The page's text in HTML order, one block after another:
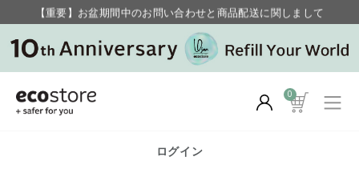
【重要】お盆期間中のお問い合わせと商品配送に関しまして
毎月お得にポイントが貯まる！ “月のポイントアップデー”
0
ログイン